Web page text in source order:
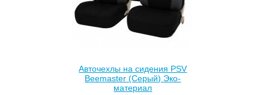
Авточехлы на сидения PSV
Beemaster (Серый) Эко-
материал